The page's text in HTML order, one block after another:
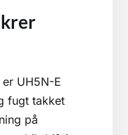
UH5N-E
fugt takket
på